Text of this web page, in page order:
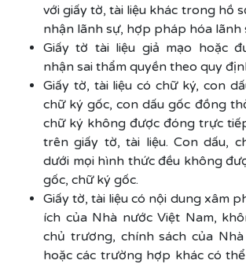
với giấy tờ, tài liệu khác trong hồ
nhận lãnh sự, hợp pháp hóa lãnh
Giấy tờ tài liệu giả mạo hoặc
nhận sai thẩm quyền theo quy
Giấy tờ, tài liệu có chữ ký, con
chữ ký gốc, con dấu gốc đồng
chữ ký không được đóng trực
trên giấy tờ, tài liệu. Con dấu,
dưới mọi hình thức đều không
gốc, chữ ký gốc.
Giấy tờ, tài liệu có nội dung xâm
ích của Nhà nước Việt Nam,
chủ trương, chính sách của
hoặc các trường hợp khác có